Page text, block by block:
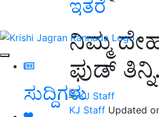
ಸುದ್ದಿಗಳು
ಇತರೆ
ನಿಮ್ಮ
ಫುಡ್‌
KJ Staff Updated